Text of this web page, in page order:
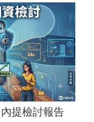
提檢討報告